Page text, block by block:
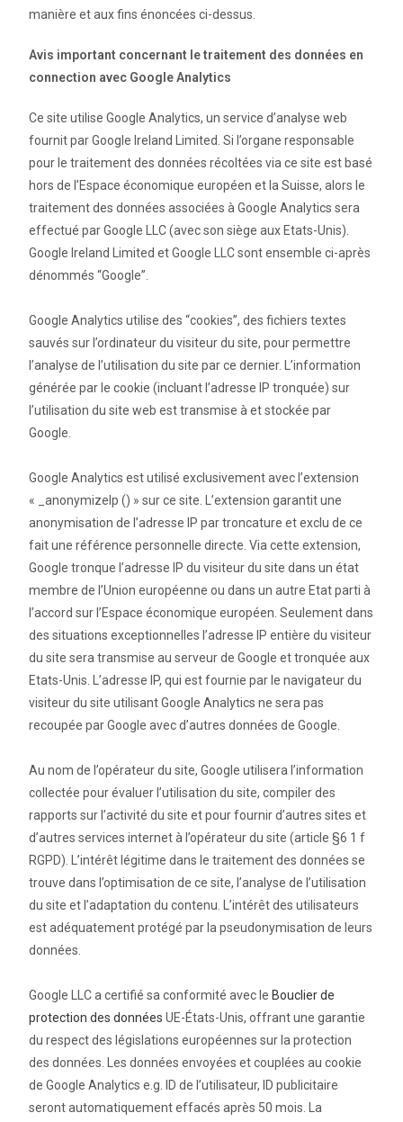
manière et aux fins énoncées ci-dessus.
Avis important concernant le traitement des données en
connection avec Google Analytics
Ce site utilise Google Analytics, un service d’analyse web
fournit par Google Ireland Limited. Si l’organe responsable
pour le traitement des données récoltées via ce site est basé
hors de l’Espace économique européen et la Suisse, alors le
traitement des données associées à Google Analytics sera
effectué par Google LLC (avec son siège aux Etats-Unis).
Google Ireland Limited et Google LLC sont ensemble ci-après
dénommés “Google”.
Google Analytics utilise des “cookies”, des fichiers textes
sauvés sur l’ordinateur du visiteur du site, pour permettre
l’analyse de l’utilisation du site par ce dernier. L’information
générée par le cookie (incluant l’adresse IP tronquée) sur
l’utilisation du site web est transmise à et stockée par
Google.
Google Analytics est utilisé exclusivement avec l’extension
« _anonymizeIp () » sur ce site. L’extension garantit une
anonymisation de l’adresse IP par troncature et exclu de ce
fait une référence personnelle directe. Via cette extension,
Google tronque l’adresse IP du visiteur du site dans un état
membre de l’Union européenne ou dans un autre Etat parti à
l’accord sur l’Espace économique européen. Seulement dans
des situations exceptionnelles l’adresse IP entière du visiteur
du site sera transmise au serveur de Google et tronquée aux
Etats-Unis. L’adresse IP, qui est fournie par le navigateur du
visiteur du site utilisant Google Analytics ne sera pas
recoupée par Google avec d’autres données de Google.
Au nom de l’opérateur du site, Google utilisera l’information
collectée pour évaluer l’utilisation du site, compiler des
rapports sur l’activité du site et pour fournir d’autres sites et
d’autres services internet à l’opérateur du site (article §6 1 f
RGPD). L’intérêt légitime dans le traitement des données se
trouve dans l’optimisation de ce site, l’analyse de l’utilisation
du site et l’adaptation du contenu. L’intérêt des utilisateurs
est adéquatement protégé par la pseudonymisation de leurs
données.
Google LLC a certifié sa conformité avec le Bouclier de
protection des données UE-États-Unis, offrant une garantie
du respect des législations européennes sur la protection
des données. Les données envoyées et couplées au cookie
de Google Analytics e.g. ID de l’utilisateur, ID publicitaire
seront automatiquement effacés après 50 mois. La